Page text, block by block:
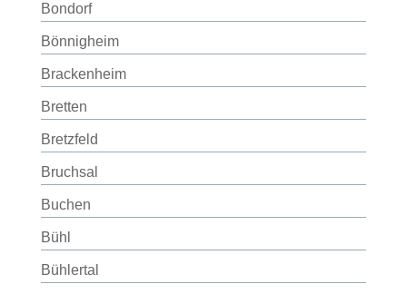
Bondorf
Bönnigheim
Brackenheim
Bretten
Bretzfeld
Bruchsal
Buchen
Bühl
Bühlertal